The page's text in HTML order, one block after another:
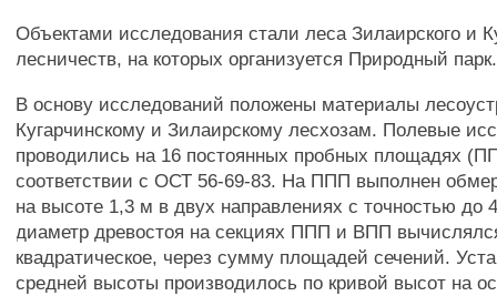
Объектами исследования стали леса Зилаирского и
лесничеств, на которых организуется Природный парк.
В основу исследований положены материалы
Кугарчинскому и Зилаирскому лесхозам. Полевые
проводились на 16 постоянных пробных площадях
соответствии с ОСТ 56-69-83. На ППП выполнен
на высоте 1,3 м в двух направлениях с точностью до
диаметр древостоя на секциях ППП и ВПП
квадратическое, через сумму площадей сечений.
средней высоты производилось по кривой высот на